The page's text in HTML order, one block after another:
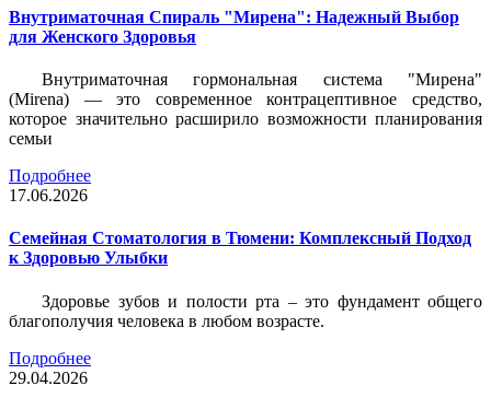
Внутриматочная Спираль "Мирена": Надежный Выбор
для Женского Здоровья
Внутриматочная гормональная система "Мирена"
(Mirena) — это современное контрацептивное средство,
которое значительно расширило возможности планирования
семьи
Подробнее
17.06.2026
Семейная Стоматология в Тюмени: Комплексный Подход
к Здоровью Улыбки
Здоровье зубов и полости рта – это фундамент общего
благополучия человека в любом возрасте.
Подробнее
29.04.2026